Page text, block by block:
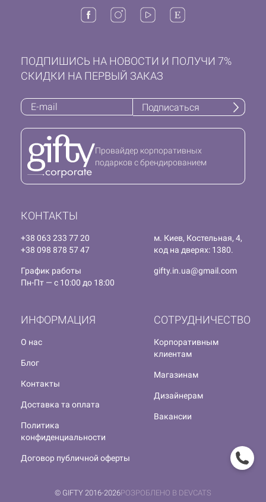
КОНТАКТЫ
+38 063 233 77 20
+38 098 878 57 47
м. Киев, Костельная, 4,
код на дверях: 1380.
График работы
Пн-Пт — с 10:00 до 18:00
gifty.in.ua@gmail.com
СОТРУДНИЧЕСТВО
Корпоративным
клиентам
Магазинам
Дизайнерам
Вакансии
ИНФОРМАЦИЯ
О нас
Блог
Контакты
Доставка та оплата
Политика
конфиденциальности
Договор публичной оферты
ПОДПИШИСЬ НА НОВОСТИ И ПОЛУЧИ 7%
СКИДКИ НА ПЕРВЫЙ ЗАКАЗ
Подписаться
Провайдер корпоративных
подарков с брендированием
© GIFTY 2016-2026РОЗРОБЛЕНО В DEVCATS